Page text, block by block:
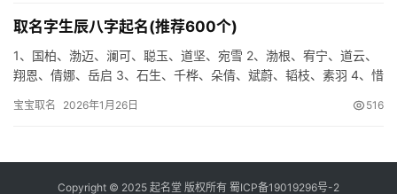
取名字生辰八字起名(推荐600个)
1、国柏、渤迈、澜可、聪玉、道坚、宛雪 2、渤根、宥宁、道云、
翔恩、倩娜、岳启 3、石生、千桦、朵倩、斌蔚、韬枝、素羽 4、惜
宝宝取名 2026年1月26日 516
Copyright © 2025 起名堂 版权所有 蜀ICP备19019296号-2